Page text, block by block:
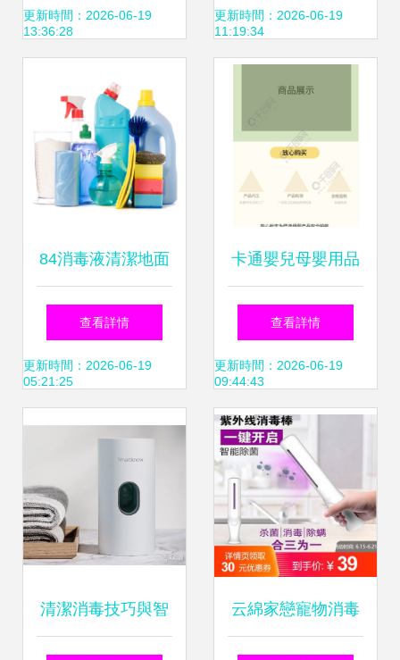
買消毒產品這些知
更新時間：2026-06-19
13:36:28
毒用品分類的科學
與實踐
更新時間：2026-06-19
11:19:34
84消毒液清潔地面
的正確用法與注意
事項
查看詳情
更新時間：2026-06-19
05:21:25
卡通嬰兒母嬰用品
殺菌濕紙巾活動詳
情頁設計模板免費
下載_psd格式_790
像素_編號
33336555
查看詳情
更新時間：2026-06-19
09:44:43
清潔消毒技巧與智 云綿家戀寵物消毒